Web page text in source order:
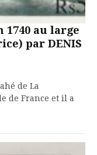
1740 au large
par DENIS
de La
de France et il a